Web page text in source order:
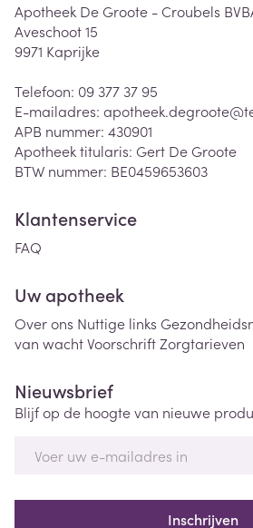
Apotheek De Groote - Croubels
Aveschoot 15
9971 Kaprijke
Telefoon: 09 377 37 95
E-mailadres: apotheek.degroote@
APB nummer: 430901
Apotheek titularis: Gert De Groote
BTW nummer: BE0459653603
Klantenservice
FAQ
Uw apotheek
Over ons Nuttige links
van wachtVoorschriftZorgtarieven
Nieuwsbrief
Blijf op de hoogte van nieuwe
Inschrijven